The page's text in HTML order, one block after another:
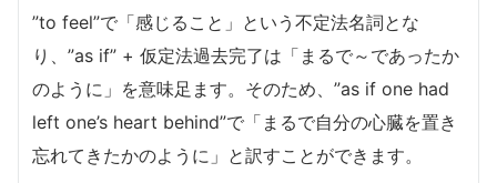
”to feel”で「感じること」という不定法名詞とな
り、”as if” + 仮定法過去完了は「まるで～であったか
のように」を意味足ます。そのため、”as if one had
left one’s heart behind”で「まるで自分の心臓を置き
忘れてきたかのように」と訳すことができます。